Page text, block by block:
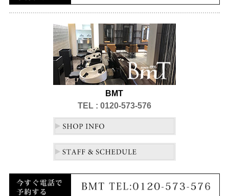
BMT
TEL : 0120-573-576